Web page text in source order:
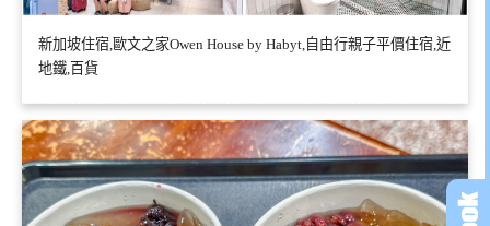
新加坡住宿,歐文之家Owen House by Habyt,自由行親子平價住宿,近
地鐵,百貨